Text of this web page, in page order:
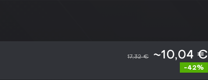
17,32 € ~10,04 €
-42%